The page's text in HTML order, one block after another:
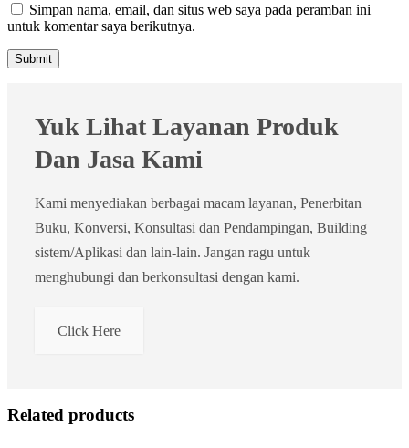
Simpan nama, email, dan situs web saya pada peramban ini
untuk komentar saya berikutnya.
Yuk Lihat Layanan Produk
Dan Jasa Kami
Kami menyediakan berbagai macam layanan, Penerbitan
Buku, Konversi, Konsultasi dan Pendampingan, Building
sistem/Aplikasi dan lain-lain. Jangan ragu untuk
menghubungi dan berkonsultasi dengan kami.
Click Here
Related products